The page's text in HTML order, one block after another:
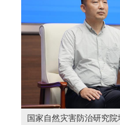
国家自然灾害防治研究